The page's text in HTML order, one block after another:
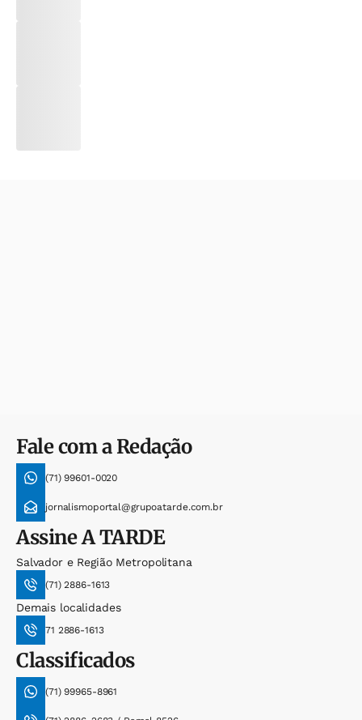
Fale com a Redação
(71) 99601-0020
jornalismoportal@grupoatarde.com.br
AssineA TARDE
Salvador e Região Metropolitana
(71) 2886-1613
Demais localidades
71 2886-1613
Classificados
(71) 99965-8961